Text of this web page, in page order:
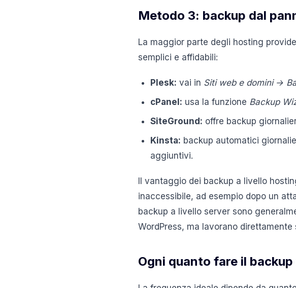
Metodo 3: backup dal
La maggior parte degli hosting
semplici e affidabili:
Plesk: vai in Siti web e domini →
cPanel: usa la funzione Backup
SiteGround: offre backup
Kinsta: backup automatici
aggiuntivi.
Il vantaggio dei backup a livello
inaccessibile, ad esempio dopo un
backup a livello server sono
WordPress, ma lavorano
Ogni quanto fare il